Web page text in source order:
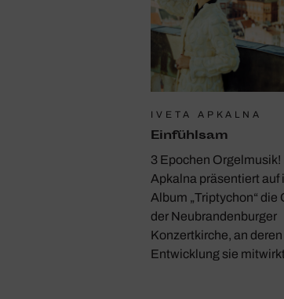
IVETA APKALNA
Einfühlsam
3 Epochen Orgelmusik!
Apkalna präsentiert auf
Album „Triptychon“ die
der Neubrandenburger
Konzertkirche, an deren
Entwicklung sie